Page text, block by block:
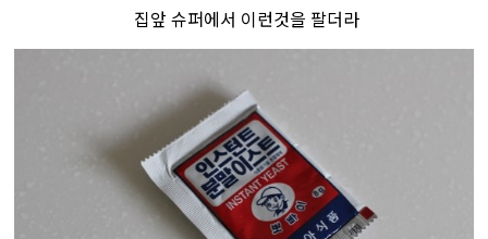
집앞 슈퍼에서 이런것을 팔더라